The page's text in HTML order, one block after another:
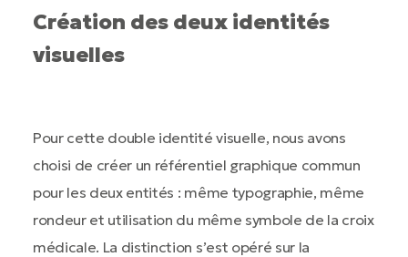
Création des deux identités
visuelles
Pour cette double identité visuelle, nous avons
choisi de créer un référentiel graphique commun
pour les deux entités : même typographie, même
rondeur et utilisation du même symbole de la croix
médicale. La distinction s’est opéré sur la